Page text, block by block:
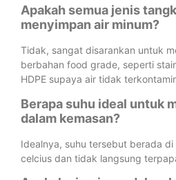
Apakah semua jenis
menyimpan air minum?
Tidak, sangat disarankan untuk
berbahan food grade, seperti
HDPE supaya air tidak
Berapa suhu ideal untuk
dalam kemasan?
Idealnya, suhu tersebut berada
celcius dan tidak langsung